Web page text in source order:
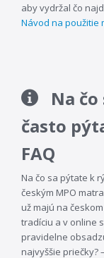
aby vydržal čo
Návod na použitie
Na čo
často
FAQ
Na čo sa pýtate k
českým MPO
už majú na
tradíciu a v online
pravidelne
najvyššie priečky?